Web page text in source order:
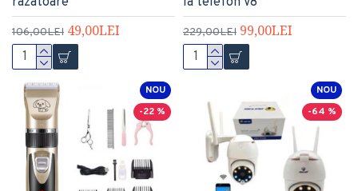
106,00LEI 49,00LEI 229,00LEI 99,00LEI
NOU
-22 %
NOU
-64 %